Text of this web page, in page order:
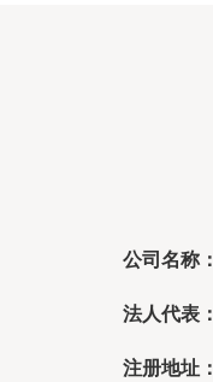
公司名称：
法人代表：
注册地址：